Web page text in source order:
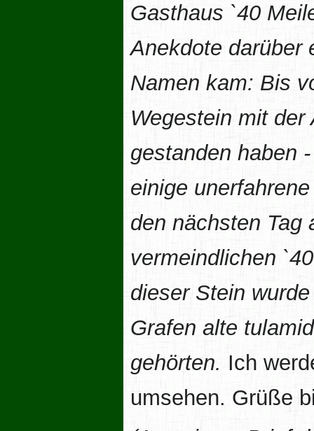
Gasthaus `40
Anekdote darüber
Namen kam: Bis
Wegestein mit der
gestanden haben
einige
den nächsten Tag
vermeindlichen
dieser Stein
Grafen alte
gehörten. Ich
umsehen. Grüße